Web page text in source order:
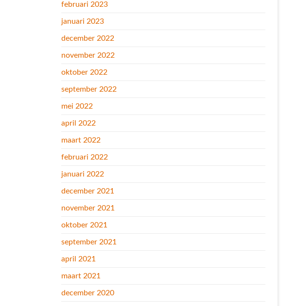
februari 2023
januari 2023
december 2022
november 2022
oktober 2022
september 2022
mei 2022
april 2022
maart 2022
februari 2022
januari 2022
december 2021
november 2021
oktober 2021
september 2021
april 2021
maart 2021
december 2020